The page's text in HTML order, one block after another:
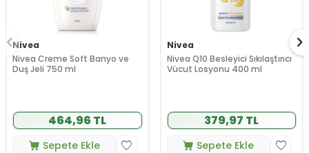
Nivea
Nivea Creme Soft Banyo ve
Duş Jeli 750 ml
464,96 TL
Sepete Ekle
Nivea
Nivea Q10 Besleyici Sıkılaştırıcı
Vücut Losyonu 400 ml
379,97 TL
Sepete Ekle